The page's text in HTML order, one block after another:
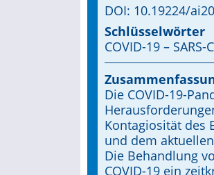
DOI: 10.19224/
Schlüsselwörter
COVID-19 –
Die COVID-19-
Kontagiosität des
und dem
Die Behandlung
COVID-19 ein